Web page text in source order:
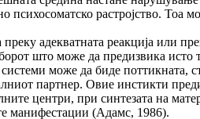
психосоматско растројство.
адекватната реакција или
што може да предизвика исто
може да биде
партнер. Овие инстикти
центри, при синтезата на
манифестации (Адамс, 1986).